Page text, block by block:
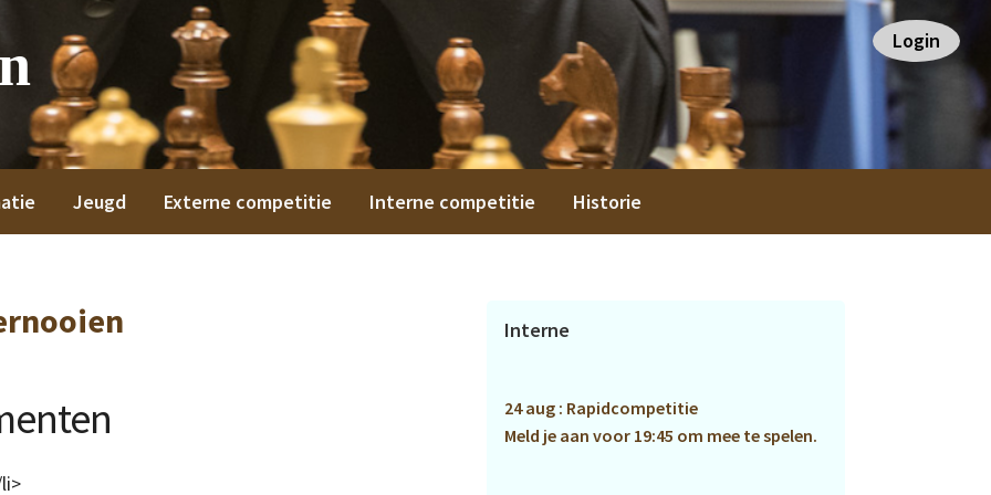
Login
Jeugd Externe competitie Interne competitie Historie
Primaire
Interne
24 aug : Rapidcompetitie
Meld je aan voor 19:45 om mee te spelen.